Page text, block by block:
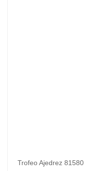
Trofeo Ajedrez 81580